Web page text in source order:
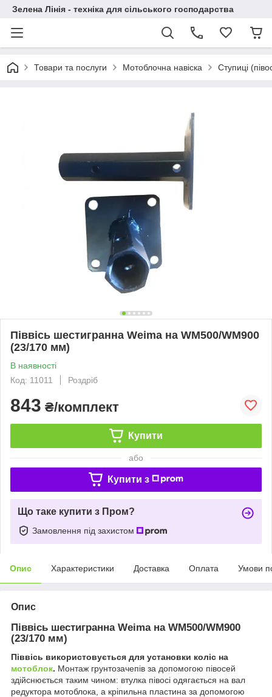
Зелена Лінія - техніка для сільського господарства
Товари та послуги Мотоблочна навіска Ступиці
Піввісь шестигранна Weima на WM500/WM900
(23/170 мм)
В наявності
Код: 11011
Роздріб
843 ₴/комплект
Купити
або
Купити з
Що таке купити з Пром?
Замовлення під захистом
Опис Характеристики Доставка Оплата Умови
Опис
Піввісь шестигранна Weima на WM500/WM900
(23/170 мм)
Піввісь використовується для установки коліс на
мотоблок. Монтаж грунтозачепів за допомогою півосей
здійснюється таким чином: втулка півосі одягається на вал
редуктора мотоблока, а кріпильна пластина за допомогою